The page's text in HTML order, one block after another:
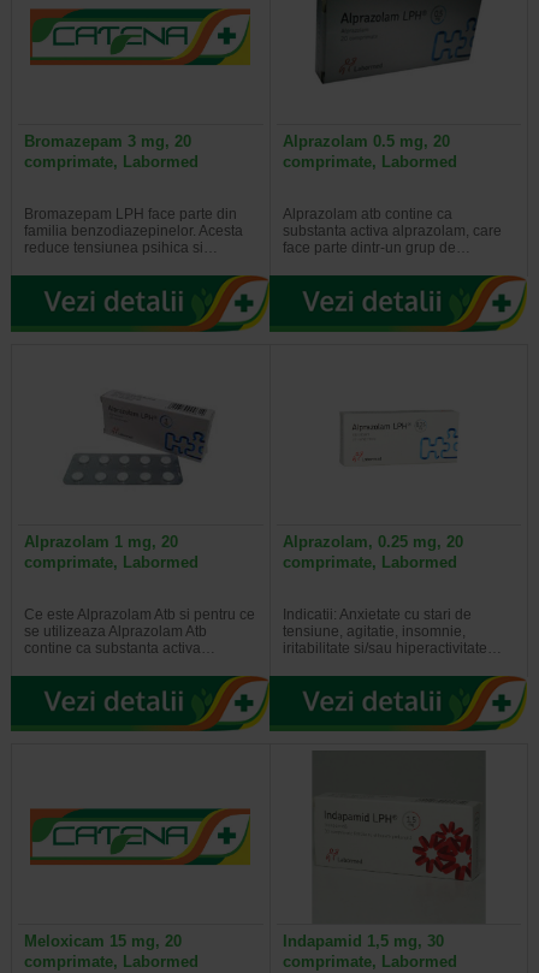
Bromazepam 3 mg, 20
comprimate, Labormed
Bromazepam LPH face parte din
familia benzodiazepinelor. Acesta
reduce tensiunea psihica si…
Alprazolam 0.5 mg, 20
comprimate, Labormed
Alprazolam atb contine ca
substanta activa alprazolam, care
face parte dintr-un grup de…
Alprazolam 1 mg, 20
comprimate, Labormed
Ce este Alprazolam Atb si pentru ce
se utilizeaza Alprazolam Atb
contine ca substanta activa…
Alprazolam, 0.25 mg, 20
comprimate, Labormed
Indicatii: Anxietate cu stari de
tensiune, agitatie, insomnie,
iritabilitate si/sau hiperactivitate…
Meloxicam 15 mg, 20
comprimate, Labormed
Indapamid 1,5 mg, 30
comprimate, Labormed